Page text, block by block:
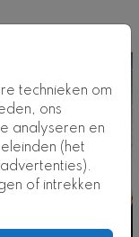
technieken om
ons
analyseren en
(het
of intrekken